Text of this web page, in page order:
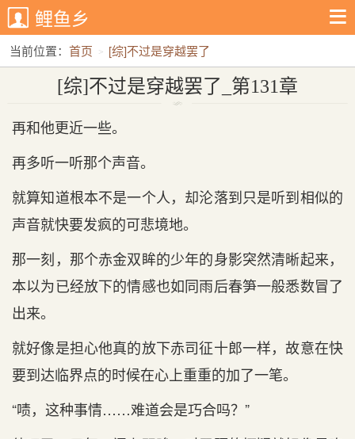
鲤鱼乡
当前位置： 首页
[综]不过是穿越罢了
[综]不过是穿越罢了_第131章
[综]不过是穿越罢了_第131章
再和他更近一些。
再多听一听那个声音。
就算知道根本不是一个人，却沦落到只是听到相似的
声音就快要发疯的可悲境地。
那一刻，那个赤金双眸的少年的身影突然清晰起来，
本以为已经放下的情感也如同雨后春笋一般悉数冒了
出来。
就好像是担心他真的放下赤司征十郎一样，故意在快
要到达临界点的时候在心上重重的加了一笔。
“啧，这种事情……难道会是巧合吗？”